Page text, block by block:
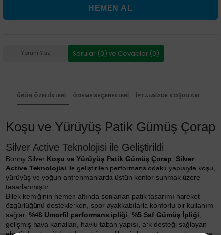
Yorum Yaz Sorular (0) ve Cevaplar (0)
ÜRÜN ÖZELLIKLERI ÖDEME SEÇENEKLERI İPTAL&İADE KOŞULLARI
Koşu ve Yürüyüş Patik Gümüş Çorap
Silver Active Teknolojisi ile Geliştirildi
Bonny Silver Koşu ve Yürüyüş Patik Gümüş Çorap Silver
Active Teknolojisi ile geliştirilen performans odaklı yapısıyla koşu,
yürüyüş ve yoğun antrenmanlarda üstün konfor sunmak üzere
tasarlanmıştır.
Bilek kemiğinin hemen altında sonlanan patik tasarımı hareket
özgürlüğünü desteklerken, spor ayakkabılarla konforlu bir kullanım
sağlar. %48 Umorfil performans ipliği %5 Saf Gümüş İpliği
gelişmiş hava kanalları, havlu taban yapısı, ark desteği sağlayan